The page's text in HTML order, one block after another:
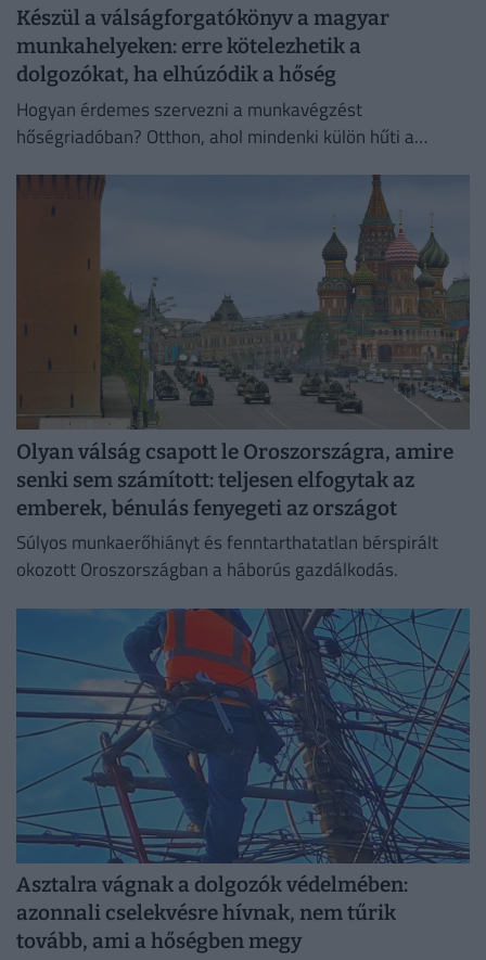
Készül a válságforgatókönyv a magyar
munkahelyeken: erre kötelezhetik a
dolgozókat, ha elhúzódik a hőség
Hogyan érdemes szervezni a munkavégzést
hőségriadóban? Otthon, ahol mindenki külön hűti a
irodaházban, ahol a hűtés központilag működik.
Olyan válság csapott le Oroszországra, amire
senki sem számított: teljesen elfogytak az
emberek, bénulás fenyegeti az országot
Súlyos munkaerőhiányt és fenntarthatatlan bérspirált
okozott Oroszországban a háborús gazdálkodás.
Asztalra vágnak a dolgozók védelmében:
azonnali cselekvésre hívnak, nem tűrik
tovább, ami a hőségben megy